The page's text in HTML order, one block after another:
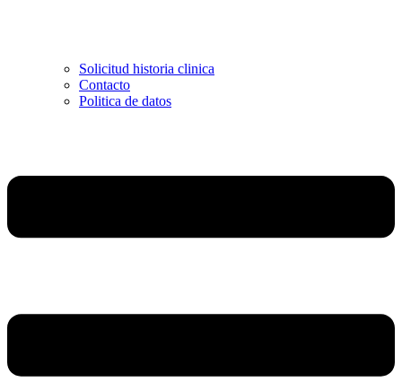
Solicitud historia clinica
Contacto
Politica de datos